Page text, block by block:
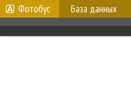
Фотобус База данных